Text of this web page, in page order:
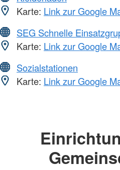
Karte: Link zur Google
SEG Schnelle
Karte: Link zur Google
Sozialstationen
Karte: Link zur Google